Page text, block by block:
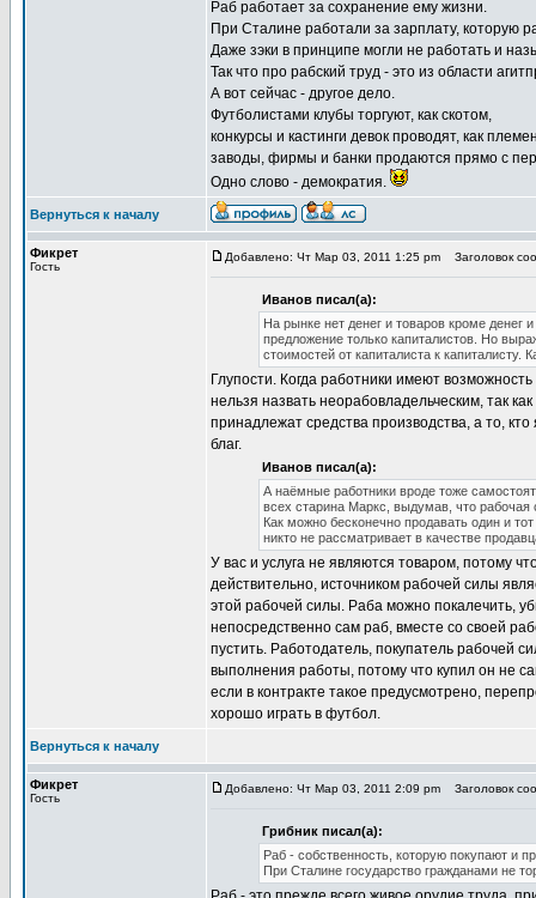
Раб работает за сохранение ему жизни.
При Сталине работали за зарплату, которую
Даже зэки в принципе могли не работать и
Так что про рабский труд - это из области
А вот сейчас - другое дело.
Футболистами клубы торгуют, как скотом,
конкурсы и кастинги девок проводят, как
заводы, фирмы и банки продаются прямо с
Одно слово - демократия.
Вернуться к началу
Фикрет
Гость
Добавлено: Чт Мар 03, 2011 1:25 pm Заголовок
Иванов писал(а):
На рынке нет денег и товаров кроме
предложение только капиталистов. Но
стоимостей от капиталиста к
Глупости. Когда работники имеют
нельзя назвать неорабовладельческим, так
принадлежат средства производства, а то,
благ.
Иванов писал(а):
А наёмные работники вроде тоже
всех старина Маркс, выдумав, что рабочая
Как можно бесконечно продавать один и
никто не рассматривает в качестве
У вас и услуга не являются товаром, потому
действительно, источником рабочей силы
этой рабочей силы. Раба можно покалечить,
непосредственно сам раб, вместе со своей
пустить. Работодатель, покупатель рабочей
выполнения работы, потому что купил он не
если в контракте такое предусмотрено,
хорошо играть в футбол.
Вернуться к началу
Фикрет
Гость
Добавлено: Чт Мар 03, 2011 2:09 pm Заголовок
Грибник писал(а):
Раб - собственность, которую покупают и
При Сталине государство гражданами не